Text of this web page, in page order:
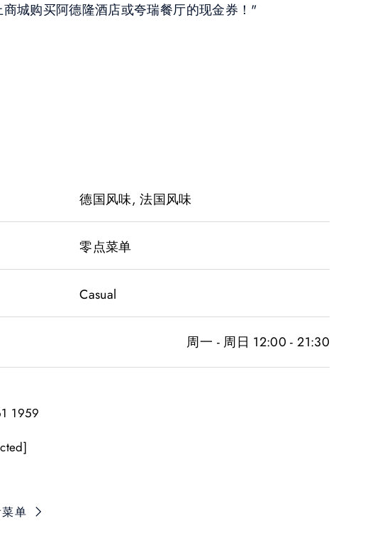
城购买阿德隆酒店或夸瑞餐厅的现金券！"
德国风味, 法国风味
零点菜单
Casual
周一 - 周日 12:00 - 21:30
1959
单